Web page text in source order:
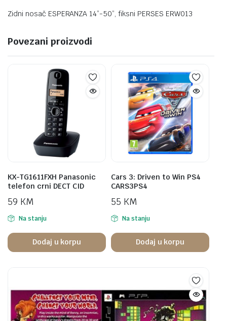
Zidni nosač ESPERANZA 14”-50”, fiksni PERSES ERW013
Povezani proizvodi
KX-TG1611FXH Panasonic
telefon crni DECT CID
59 KM
Na stanju
Dodaj u korpu
Cars 3: Driven to Win PS4
CARS3PS4
55 KM
Na stanju
Dodaj u korpu